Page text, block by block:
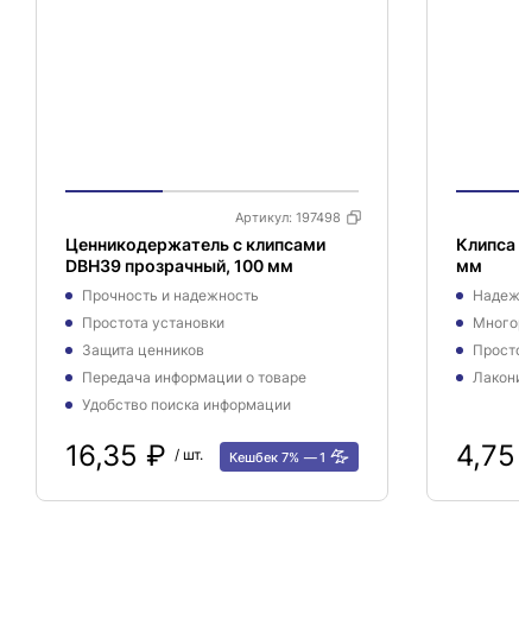
Артикул: 197498
Ценникодержатель с клипсами
DBH39 прозрачный, 100 мм
Прочность и надежность
Простота установки
Защита ценников
Передача информации о товаре
Удобство поиска информации
16,35 ₽ / шт. Кешбек 7% 1
Клипса
мм